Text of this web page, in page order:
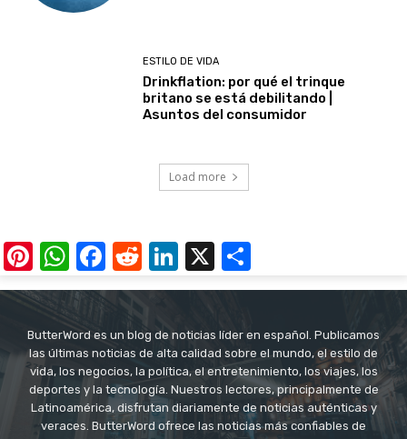
ESTILO DE VIDA
Drinkflation: por qué el trinque
britano se está debilitando |
Asuntos del consumidor
Load more
Pinterest
WhatsApp
Facebook
RedditLinkedIn
X
ButterWord es un blog de noticias líder en español. Publicamos
las últimas noticias de alta calidad sobre el mundo, el estilo de
vida, los negocios, la política, el entretenimiento, los viajes, los
deportes y la tecnología. Nuestros lectores, principalmente de
Latinoamérica, disfrutan diariamente de noticias auténticas y
veraces. ButterWord ofrece las noticias más confiables de